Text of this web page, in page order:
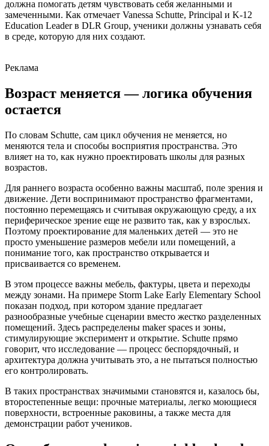
должна помогать детям чувствовать себя желанными и
замеченными. Как отмечает Vanessa Schutte, Principal и K-12
Education Leader в DLR Group, ученики должны узнавать себя
в среде, которую для них создают.
Реклама
Возраст меняется — логика обучения
остается
По словам Schutte, сам цикл обучения не меняется, но
меняются тела и способы восприятия пространства. Это
влияет на то, как нужно проектировать школы для разных
возрастов.
Для раннего возраста особенно важны масштаб, поле зрения и
движение. Дети воспринимают пространство фрагментами,
постоянно перемещаясь и считывая окружающую среду, а их
периферическое зрение еще не развито так, как у взрослых.
Поэтому проектирование для маленьких детей — это не
просто уменьшение размеров мебели или помещений, а
понимание того, как пространство открывается и
присваивается со временем.
В этом процессе важны мебель, фактуры, цвета и переходы
между зонами. На примере Storm Lake Early Elementary School
показан подход, при котором здание предлагает
разнообразные учебные сценарии вместо жестко разделенных
помещений. Здесь распределены maker spaces и зоны,
стимулирующие эксперимент и открытие. Schutte прямо
говорит, что исследование — процесс беспорядочный, и
архитектура должна учитывать это, а не пытаться полностью
его контролировать.
В таких пространствах значимыми становятся и, казалось бы,
второстепенные вещи: прочные материалы, легко моющиеся
поверхности, встроенные раковины, а также места для
демонстрации работ учеников.